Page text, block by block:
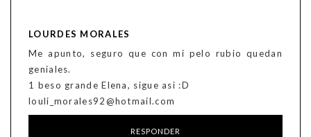
LOURDES MORALES
Me apunto, seguro que con mi pelo rubio quedan
geniales.
1 beso grande Elena, sigue asi :D
louli_morales92@hotmail.com
RESPONDER